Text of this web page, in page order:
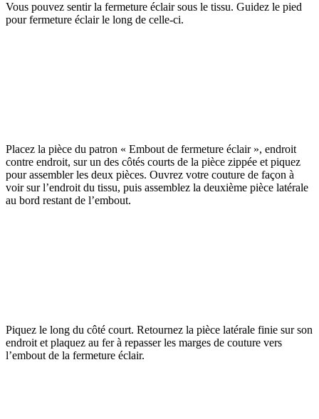
Vous pouvez sentir la fermeture éclair sous le tissu. Guidez le pied
pour fermeture éclair le long de celle-ci.
Placez la pièce du patron « Embout de fermeture éclair », endroit
contre endroit, sur un des côtés courts de la pièce zippée et piquez
pour assembler les deux pièces. Ouvrez votre couture de façon à
voir sur l’endroit du tissu, puis assemblez la deuxième pièce latérale
au bord restant de l’embout.
Piquez le long du côté court. Retournez la pièce latérale finie sur son
endroit et plaquez au fer à repasser les marges de couture vers
l’embout de la fermeture éclair.